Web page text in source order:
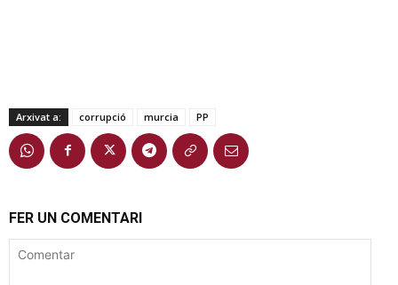
Arxivat a: corrupció murcia PP
FER UN COMENTARI